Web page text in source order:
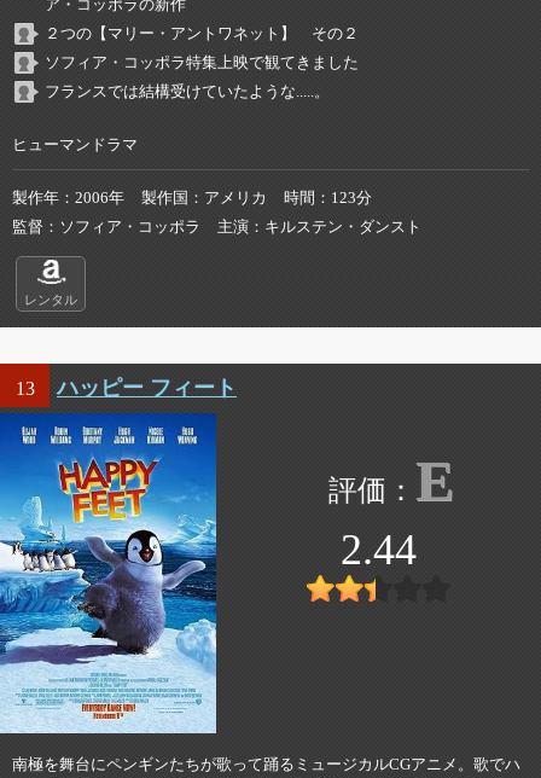
ア・コッポラの新作
２つの【マリー・アントワネット】 その２
ソフィア・コッポラ特集上映で観てきました
フランスでは結構受けていたような.....。
ヒューマンドラマ
製作年 2006年 製作国 アメリカ 時間
123分
監督
ソフィア・コッポラ 主演 キルステン・ダンスト
レンタル
13 ハッピー フィート
E
2.44
南極を舞台にペンギンたちが歌って踊るミュージカルCGアニメ。歌でハ